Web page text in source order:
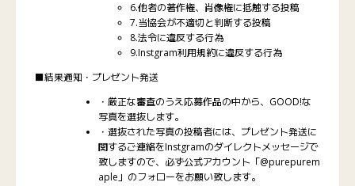
6.他者の著作権、肖像権に抵触する投稿
7.当協会が不適切と判断する投稿
8.法令に違反する行為
9.Instgram利用規約に違反する行為
■結果通知・プレゼント発送
・厳正な審査のうえ応募作品の中から、GOOD!な
写真を選抜します。
・選抜された写真の投稿者には、プレゼント発送に
関するご連絡をInstgramのダイレクトメッセージで
致しますので、必ず公式アカウント「@purepurem
aple」のフォローをお願い致します。